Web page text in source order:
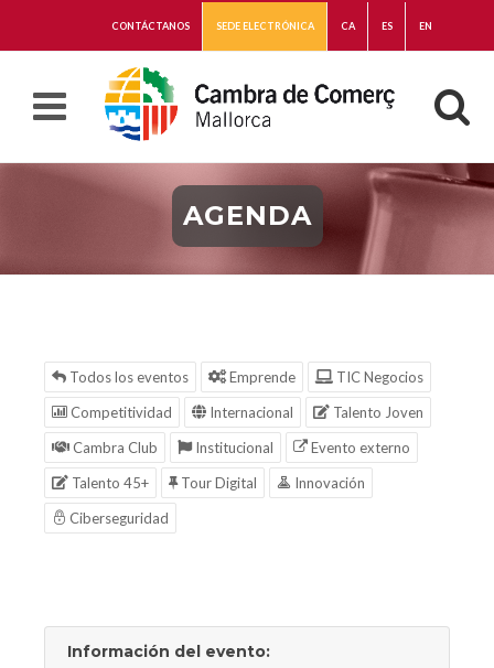
CONTÁCTANOS SEDE ELECTRÓNICA CA ES EN
AGENDA
Todos los eventos Emprende
TIC Negocios
Competitividad
Internacional
Talento Joven
Cambra Club
Institucional
Evento externo
Talento 45+
Tour Digital
Innovación
Ciberseguridad
Información del evento: